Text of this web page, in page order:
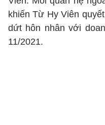
khiến Từ Hy Viên
dứt hôn nhân với
11/2021.